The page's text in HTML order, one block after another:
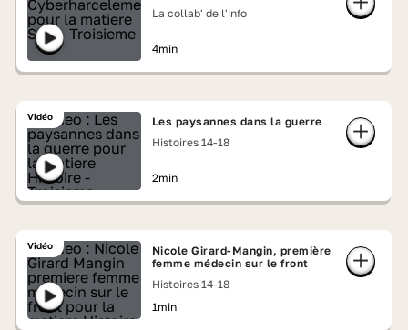
La collab' de l'info
4min
Vidéo
Les paysannes dans la guerre
Histoires 14-18
2min
Vidéo
Nicole Girard-Mangin, première
femme médecin sur le front
Histoires 14-18
1min